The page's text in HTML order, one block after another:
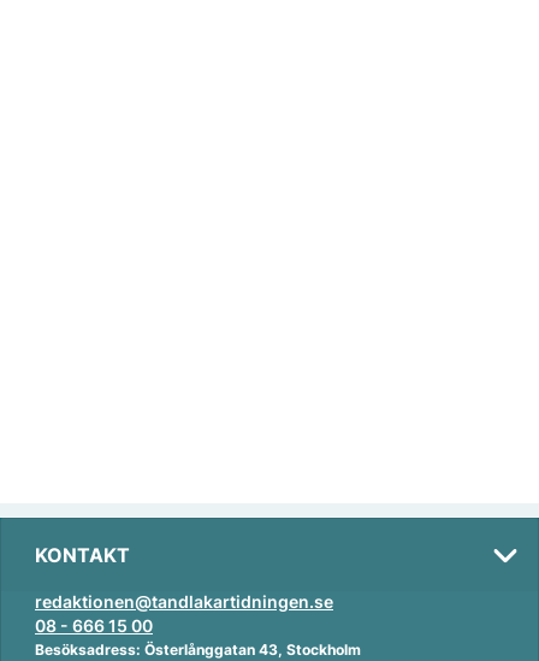
KONTAKT
redaktionen@tandlakartidningen.se
08 - 666 15 00
Besöksadress: Österlånggatan 43, Stockholm